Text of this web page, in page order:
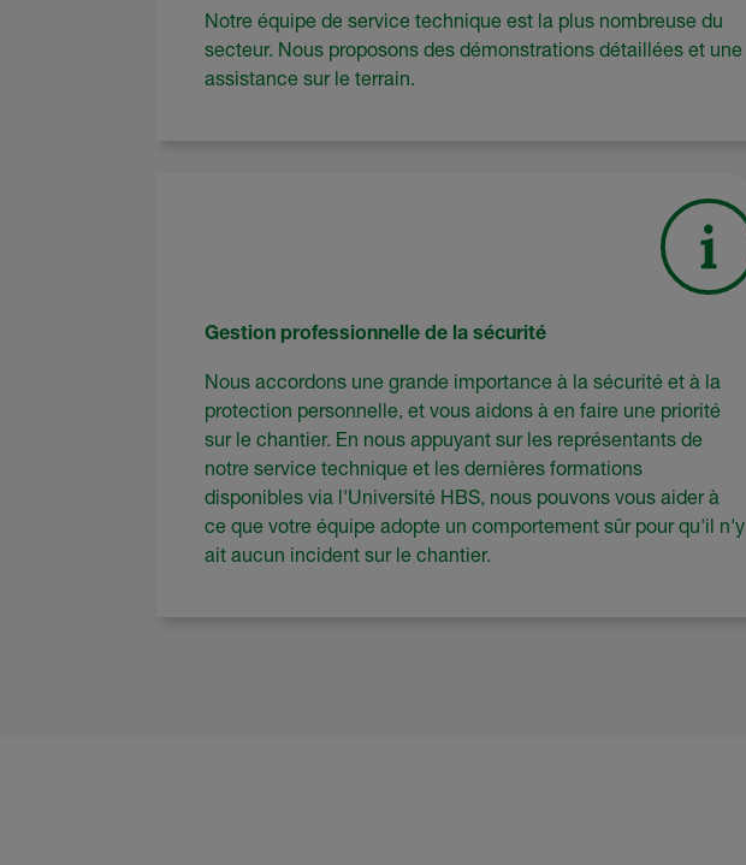
Notre équipe de service technique est la plus nombreuse du
secteur. Nous proposons des démonstrations détaillées et une
assistance sur le terrain.
Gestion professionnelle de la sécurité
Nous accordons une grande importance à la sécurité et à la
protection personnelle, et vous aidons à en faire une priorité
sur le chantier. En nous appuyant sur les représentants de
notre service technique et les dernières formations
disponibles via l'Université HBS, nous pouvons vous aider à
ce que votre équipe adopte un comportement sûr pour qu'il n'y
ait aucun incident sur le chantier.